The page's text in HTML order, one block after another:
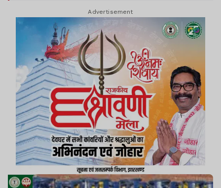
Advertisement